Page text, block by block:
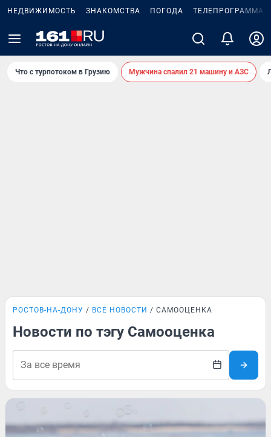
НЕДВИЖИМОСТЬ ЗНАКОМСТВА ПОГОДА ТЕЛЕПРОГРАММА
Что с турпотоком в Грузию Мужчина спалил 21 машину и АЗС
РОСТОВ-НА-ДОНУ ВСЕ НОВОСТИ САМООЦЕНКА
Новости по тэгу Самооценка